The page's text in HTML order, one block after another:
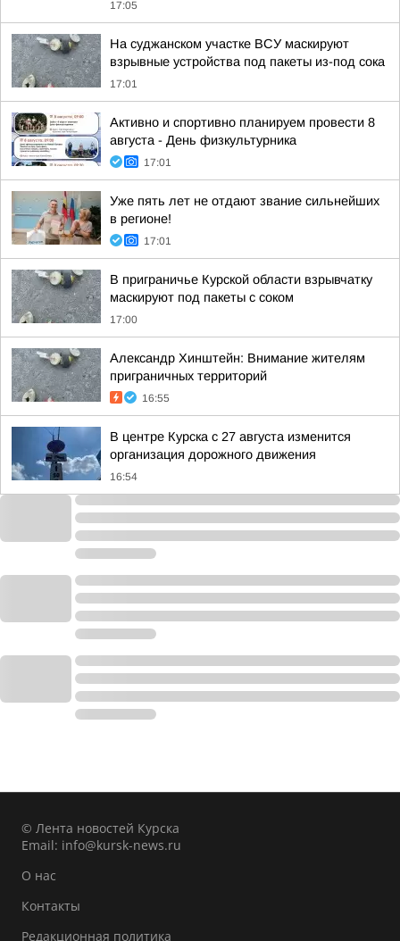
17:05
На суджанском участке ВСУ маскируют
взрывные устройства под пакеты из-под сока
17:01
Активно и спортивно планируем провести 8
августа - День физкультурника
17:01
Уже пять лет не отдают звание сильнейших
в регионе!
17:01
В приграничье Курской области взрывчатку
маскируют под пакеты с соком
17:00
Александр Хинштейн: Внимание жителям
приграничных территорий
16:55
В центре Курска с 27 августа изменится
организация дорожного движения
16:54
© Лента новостей Курска
Email: info@kursk-news.ru
О нас
Контакты
Редакционная политика